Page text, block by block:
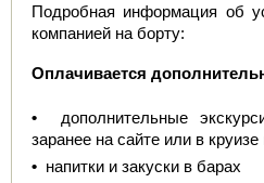
Подробная информация об
компанией на борту:
Оплачивается
• дополнительные
заранее на сайте или в круизе
• напитки и закуски в барах